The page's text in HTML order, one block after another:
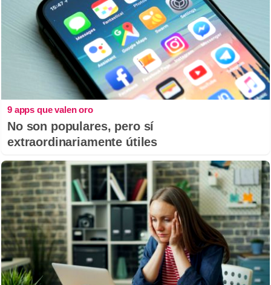
9 apps que valen oro
No son populares, pero sí
extraordinariamente útiles